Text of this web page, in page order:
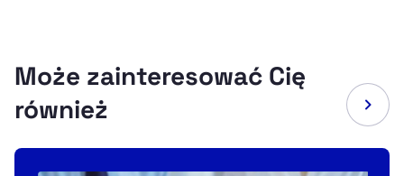
Może zainteresować Cię
również